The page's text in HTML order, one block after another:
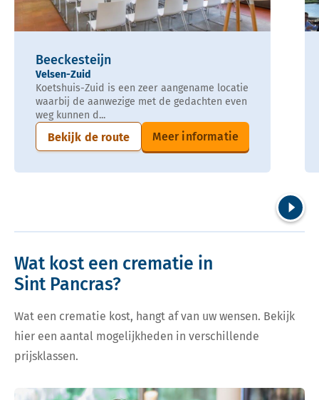
Beeckesteijn
Velsen-Zuid
Koetshuis-Zuid is een zeer aangename locatie
waarbij de aanwezige met de gedachten even
weg kunnen d...
Bekijk de route Meer informatie
Wat kost een crematie in
Sint Pancras?
Wat een crematie kost, hangt af van uw wensen. Bekijk
hier een aantal mogelijkheden in verschillende
prijsklassen.
Bekijk tarieven voor crematie